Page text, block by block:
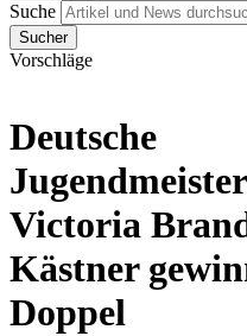
Suche
Sucher
Vorschläge
Deutsche
Victoria
Kästner
Doppel